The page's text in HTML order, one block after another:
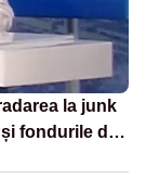
la junk
fondurile de